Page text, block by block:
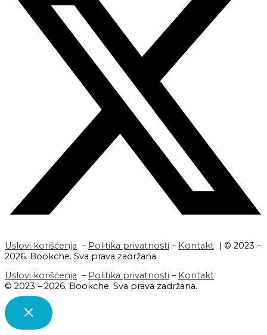
Uslovi korišćenja – Politika privatnosti – Kontakt | © 2023 –
2026. Bookche. Sva prava zadržana.
Uslovi korišćenja – Politika privatnosti – Kontakt
© 2023 – 2026. Bookche. Sva prava zadržana.